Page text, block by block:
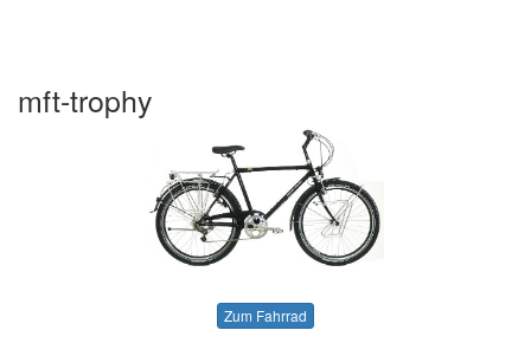
mft-trophy
Zum Fahrrad